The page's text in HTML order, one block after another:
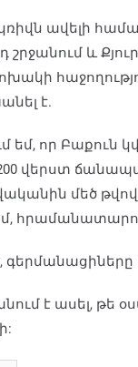
ավելի
շրջանում և
է.
որ Բաքուն
վերստ
մեծ
է ասել, թե